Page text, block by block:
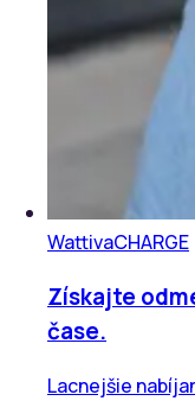
WattivaCHARGE
Získajte
čase.
Lacnejšie